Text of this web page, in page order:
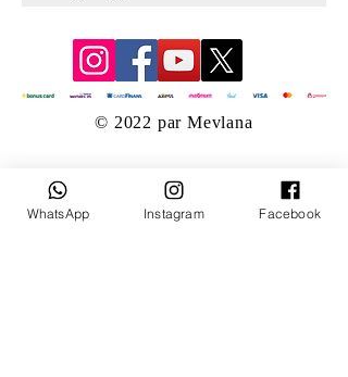
© 2022 par Mevlana
WhatsApp Instagram Facebook